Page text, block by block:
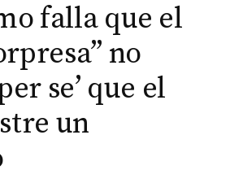
falla que el
no
se’ que el
un